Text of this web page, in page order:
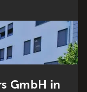
GmbH in